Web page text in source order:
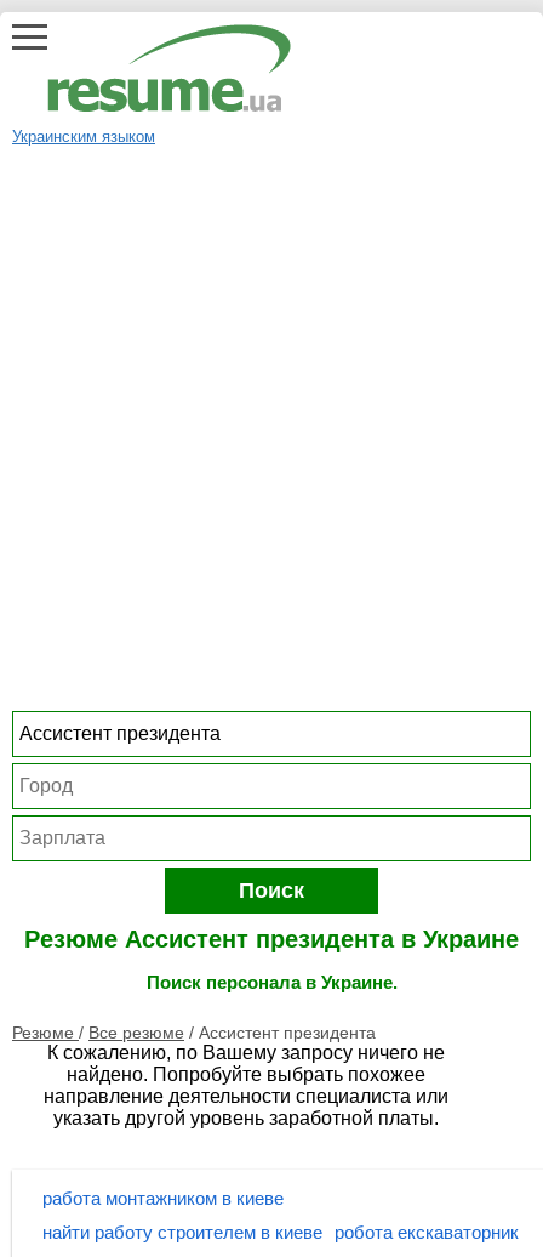
Украинским языком
Поиск
Резюме Ассистент президента в Украине
Поиск персонала в Украине.
Резюме / Все резюме / Ассистент президента
К сожалению, по Вашему запросу ничего не
найдено. Попробуйте выбрать похожее
направление деятельности специалиста или
указать другой уровень заработной платы.
работа монтажником в киеве
найти работу строителем в киеве
робота екскаваторник